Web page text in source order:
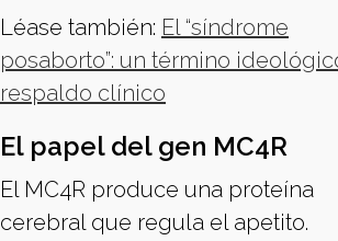
Léase también: El “síndrome
posaborto”: un término
respaldo clínico
El papel del gen MC4R
El MC4R produce una proteína
cerebral que regula el apetito.